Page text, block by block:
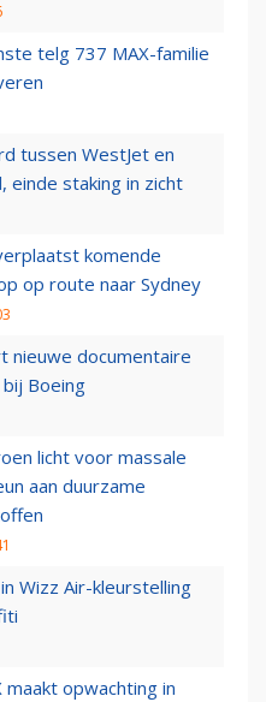
telg 737 MAX-familie
tussen WestJet en
einde staking in zicht
komende
op route naar Sydney
nieuwe documentaire
Boeing
licht voor massale
aan duurzame
Wizz Air-kleurstelling
maakt opwachting in